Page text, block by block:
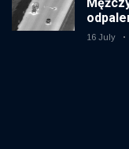
16 July